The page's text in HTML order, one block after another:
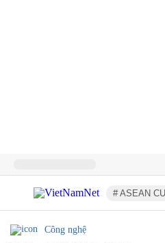
# ASEAN
Công nghệ